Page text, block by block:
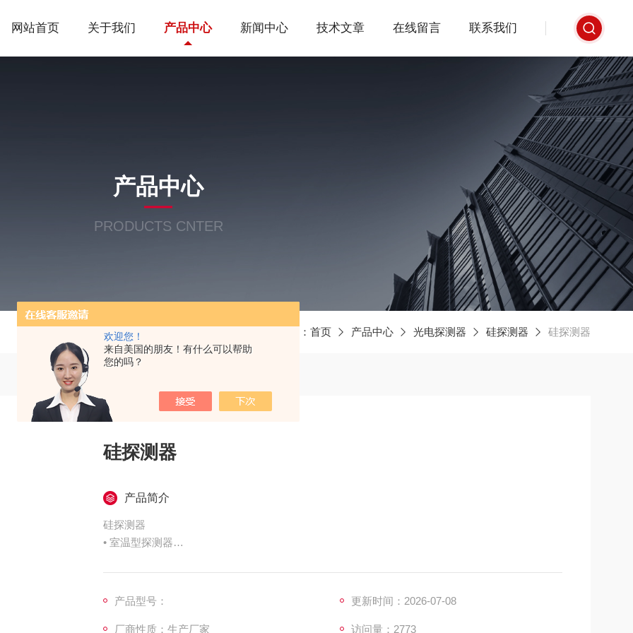
欢迎您！
来自美国的朋友！有什么可以帮助
您的吗？
网站首页 关于我们 产品中心 新闻中心 技术文章 在线留言 联系我们
产品中心
PRODUCTS CNTER
当前位置： 首页 产品中心 光电探测器 硅探测器 硅探测器
硅探测器
产品简介
硅探测器
• 室温型探测器
• DT-Si200型内装进口紫敏硅光电探测器
产品型号： 更新时间：2026-07-08
厂商性质：生产厂家 访问量：2773